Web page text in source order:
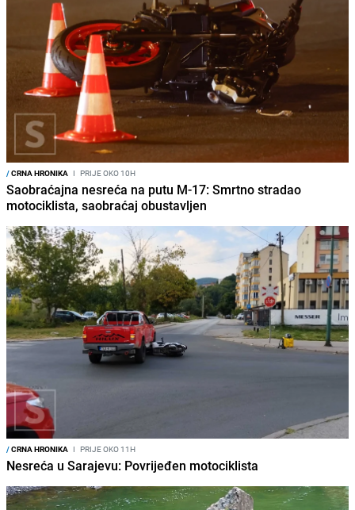
/CRNA HRONIKA I PRIJE OKO 10H
Saobraćajna nesreća na putu M-17: Smrtno stradao
motociklista, saobraćaj obustavljen
/CRNA HRONIKA I PRIJE OKO 11H
Nesreća u Sarajevu: Povrijeđen motociklista